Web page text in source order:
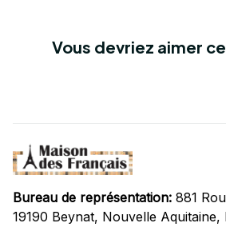
Vous devriez aimer
Bureau de représentation: 881
19190 Beynat, Nouvelle Aquitaine,